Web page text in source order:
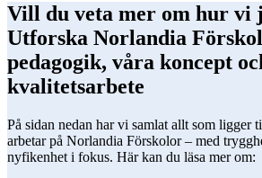
Vill du veta mer om hur vi
Utforska Norlandia
pedagogik, våra koncept
kvalitetsarbete
På sidan nedan har vi samlat allt som ligger
arbetar på Norlandia Förskolor – med
nyfikenhet i fokus. Här kan du läsa mer om: